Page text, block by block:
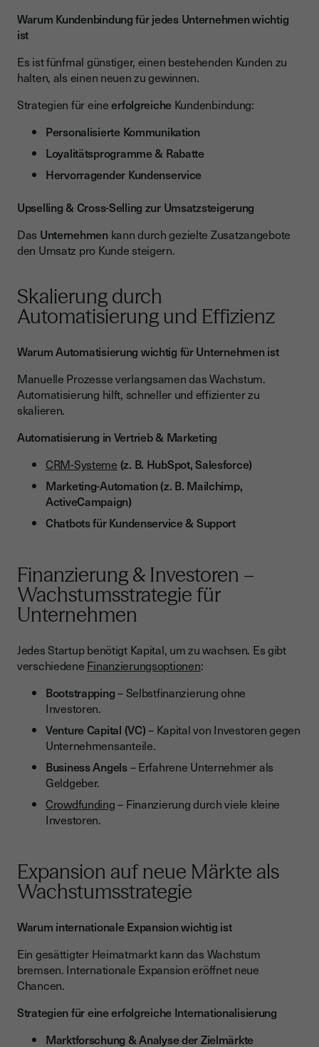
Warum Kundenbindung für jedes Unternehmen wichtig
ist
Es ist fünfmal günstiger, einen bestehenden Kunden zu
halten, als einen neuen zu gewinnen.
Strategien für eineerfolgreiche Kundenbindung:
Personalisierte Kommunikation
Loyalitätsprogramme & Rabatte
Hervorragender Kundenservice
Upselling & Cross-Selling zur Umsatzsteigerung
Das Unternehmenkann durch gezielte Zusatzangebote
den Umsatz pro Kunde steigern.
Skalierung durch
Automatisierung und Effizienz
Warum Automatisierung wichtig für Unternehmen ist
Manuelle Prozesse verlangsamen das Wachstum.
Automatisierung hilft, schneller und effizienter zu
skalieren.
Automatisierung in Vertrieb & Marketing
CRM-Systeme (z. B. HubSpot, Salesforce)
Marketing-Automation (z. B. Mailchimp,
ActiveCampaign)
Chatbots für Kundenservice & Support
Finanzierung & Investoren –
Wachstumsstrategie für
Unternehmen
Jedes Startup benötigt Kapital, um zu wachsen. Es gibt
verschiedene Finanzierungsoptionen:
Bootstrapping– Selbstfinanzierung ohne
Investoren.
Venture Capital (VC)– Kapital von Investoren gegen
Unternehmensanteile.
Business Angels– Erfahrene Unternehmer als
Geldgeber.
Crowdfunding– Finanzierung durch viele kleine
Investoren.
Expansion auf neue Märkte als
Wachstumsstrategie
Warum internationale Expansion wichtig ist
Ein gesättigter Heimatmarkt kann das Wachstum
bremsen. Internationale Expansion eröffnet neue
Chancen.
Strategien für eine erfolgreiche Internationalisierung
Marktforschung & Analyse der Zielmärkte